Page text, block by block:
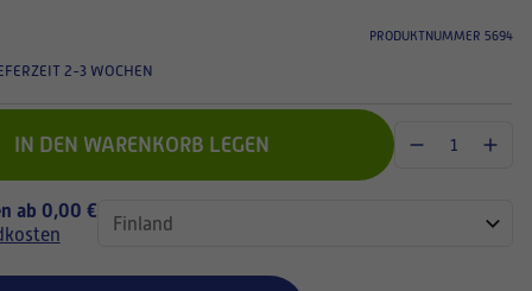
PRODUKTNUMMER 5694
2-3 WOCHEN
IN DEN WARENKORB LEGEN
ab 0,00 €